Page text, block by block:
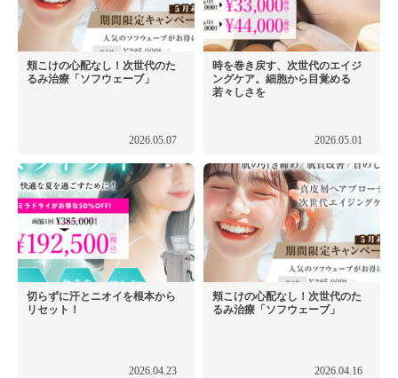
頬こけの心配なし！次世代のた
るみ治療「ソフウェーブ」
2026.05.07
時を巻き戻す、次世代のエイジ
ングケア。細胞から目覚める
若々しさを
2026.05.01
切らずに汗とニオイを根本から
リセット！
2026.04.23
頬こけの心配なし！次世代のた
るみ治療「ソフウェーブ」
2026.04.16